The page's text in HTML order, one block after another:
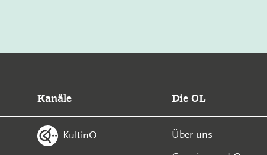
Kanäle
KultinO
Die OL
Über uns